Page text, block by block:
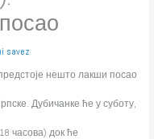
savez
нешто лакши посао
Дубичанке ће у суботу,
часова) док ће